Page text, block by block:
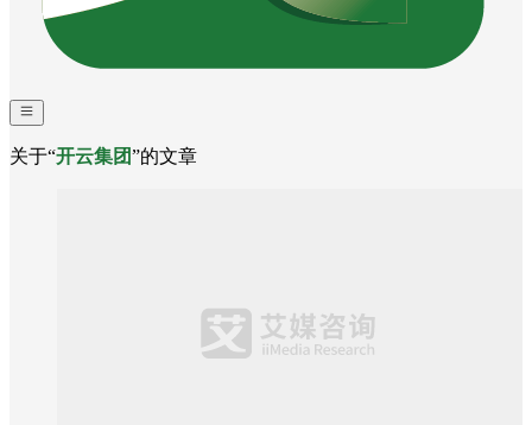
关于“开云集团”的文章